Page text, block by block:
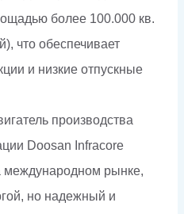
более 100.000 кв.
что обеспечивает
и низкие отпускные
производства
Doosan Infracore
международном рынке,
но надежный и